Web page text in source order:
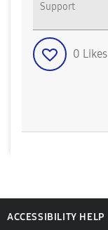
Support
0 Likes
ACCESSIBILITY HELP